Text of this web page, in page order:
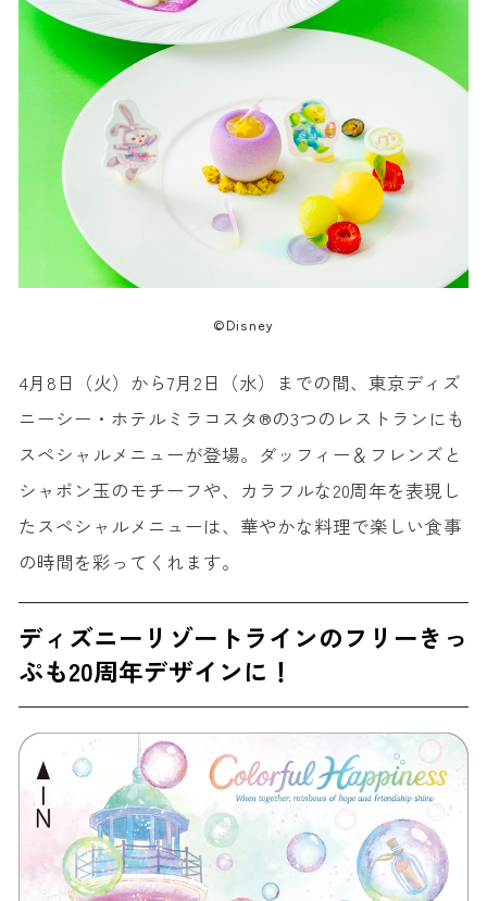
©Disney
4月8日（火）から7月2日（水）までの間、東京ディズ
ニーシー・ホテルミラコスタ®の3つのレストランにも
スペシャルメニューが登場。ダッフィー＆フレンズと
シャボン玉のモチーフや、カラフルな20周年を表現し
たスペシャルメニューは、華やかな料理で楽しい食事
の時間を彩ってくれます。
ディズニーリゾートラインのフリーきっ
ぷも20周年デザインに！